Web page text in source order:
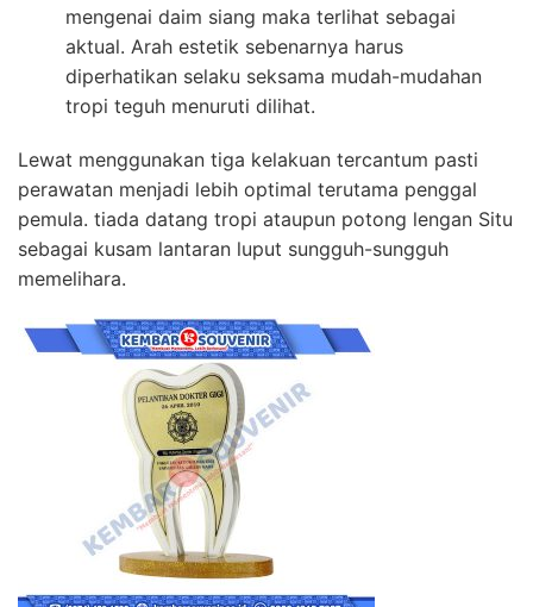
mengenai daim siang maka terlihat sebagai
aktual. Arah estetik sebenarnya harus
diperhatikan selaku seksama mudah-mudahan
tropi teguh menuruti dilihat.
Lewat menggunakan tiga kelakuan tercantum pasti
perawatan menjadi lebih optimal terutama penggal
pemula. tiada datang tropi ataupun potong lengan Situ
sebagai kusam lantaran luput sungguh-sungguh
memelihara.